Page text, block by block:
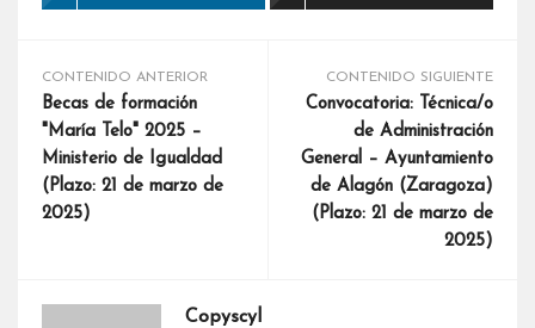
CONTENIDO ANTERIOR
Becas de formación
"María Telo" 2025 –
Ministerio de Igualdad
(Plazo: 21 de marzo de
2025)
CONTENIDO SIGUIENTE
Convocatoria: Técnica/o
de Administración
General – Ayuntamiento
de Alagón (Zaragoza)
(Plazo: 21 de marzo de
2025)
Copyscyl